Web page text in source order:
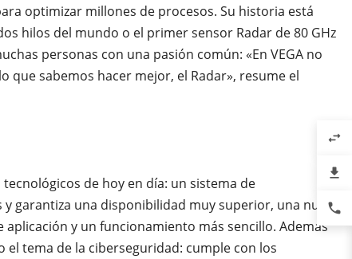
optimizar millones de procesos. Su historia está
hilos del mundo o el primer sensor Radar de 80 GHz
personas con una pasión común: «En VEGA no
que sabemos hacer mejor, el Radar», resume el
tecnológicos de hoy en día: un sistema de
garantiza una disponibilidad muy superior, una nueva
y un funcionamiento más sencillo. Además
tema de la ciberseguridad: cumple con los
swap_horiz
file_download
phone